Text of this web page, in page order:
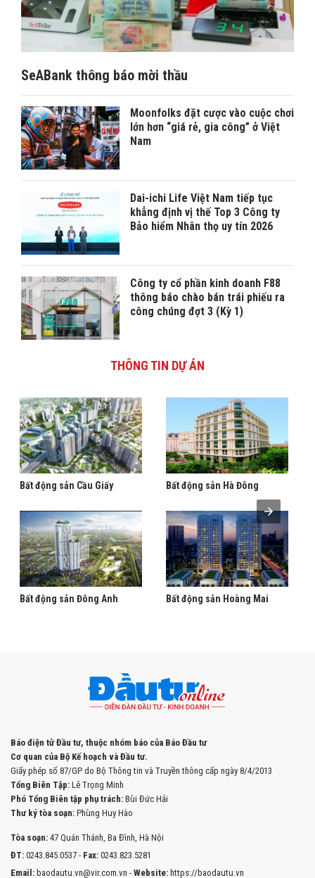
SeABank thông báo mời thầu
Moonfolks đặt cược vào cuộc chơi
lớn hơn “giá rẻ, gia công” ở Việt
Nam
Dai-ichi Life Việt Nam tiếp tục
khẳng định vị thế Top 3 Công ty
Bảo hiểm Nhân thọ uy tín 2026
Công ty cổ phần kinh doanh F88
thông báo chào bán trái phiếu ra
công chúng đợt 3 (Kỳ 1)
THÔNG TIN DỰ ÁN
Bất động sản Cầu Giấy
Bất động sản Đông Anh
Bất động sản Hà Đông
Bất động sản Hoàng Mai
Báo điện tử Đầu tư, thuộc nhóm báo của Báo Đầu tư
Cơ quan của Bộ Kế hoạch và Đầu tư.
Giấy phép số 87/GP do Bộ Thông tin và Truyền thông cấp ngày 8/4/2013
Tổng Biên Tập: Lê Trọng Minh
Phó Tổng Biên tập phụ trách: Bùi Đức Hải
Thư ký tòa soạn: Phùng Huy Hào
Tòa soạn: 47 Quán Thánh, Ba Đình, Hà Nội
ĐT: 0243.845.0537 - Fax: 0243.823.5281
Email: baodautu.vn@vir.com.vn - Website: https://baodautu.vn